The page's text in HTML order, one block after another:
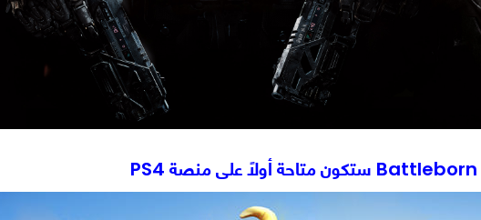
ستكون متاحة أولاً على منصة PS4